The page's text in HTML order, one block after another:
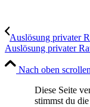
Auslösung privater
Auslösung privater
Nach oben
Diese Seite
stimmst du